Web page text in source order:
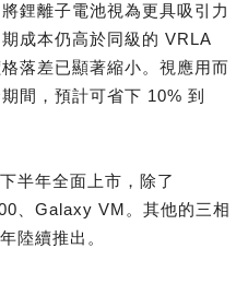
鋰離子電池視為更具吸引力
成本仍高於同級的 VRLA
落差已顯著縮小。視應用而
間，預計可省下 10% 到
半年全面上市，除了
、Galaxy VM。其他的三相
陸續推出。